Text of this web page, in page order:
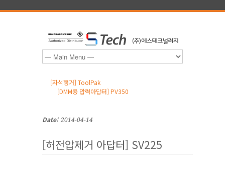
[자석행거] ToolPak
[DMM용 압력아답터] PV350
Date: 2014-04-14
[허전압제거 아답터] SV225